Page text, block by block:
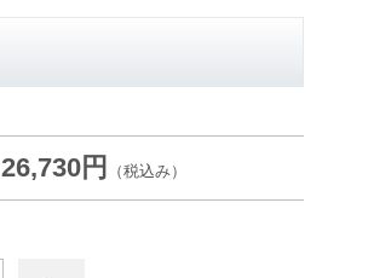
26,730円 （税込み）